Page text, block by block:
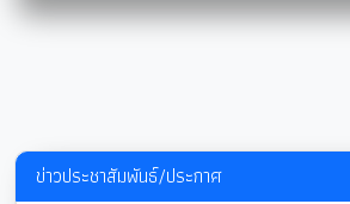
ข่าวประชาสัมพันธ์/ประกาศ